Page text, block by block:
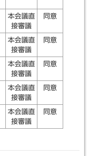
本会議直
接審議
同意
本会議直
接審議
同意
本会議直
接審議
同意
本会議直
接審議
同意
本会議直
接審議
同意